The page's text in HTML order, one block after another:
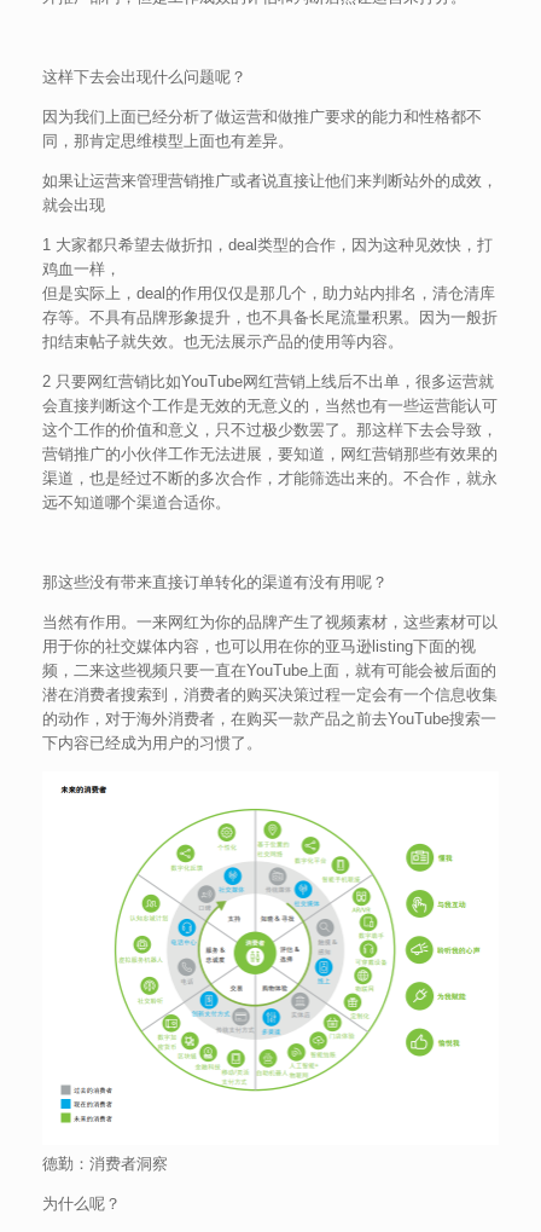
这样下去会出现什么问题呢？
因为我们上面已经分析了做运营和做推广要求的能力和性格都不
同，那肯定思维模型上面也有差异。
如果让运营来管理营销推广或者说直接让他们来判断站外的成效，
就会出现
1 大家都只希望去做折扣，deal类型的合作，因为这种见效快，打
鸡血一样，
但是实际上，deal的作用仅仅是那几个，助力站内排名，清仓清库
存等。不具有品牌形象提升，也不具备长尾流量积累。因为一般折
扣结束帖子就失效。也无法展示产品的使用等内容。
2 只要网红营销比如YouTube网红营销上线后不出单，很多运营就
会直接判断这个工作是无效的无意义的，当然也有一些运营能认可
这个工作的价值和意义，只不过极少数罢了。那这样下去会导致，
营销推广的小伙伴工作无法进展，要知道，网红营销那些有效果的
渠道，也是经过不断的多次合作，才能筛选出来的。不合作，就永
远不知道哪个渠道合适你。
那这些没有带来直接订单转化的渠道有没有用呢？
当然有作用。一来网红为你的品牌产生了视频素材，这些素材可以
用于你的社交媒体内容，也可以用在你的亚马逊listing下面的视
频，二来这些视频只要一直在YouTube上面，就有可能会被后面的
潜在消费者搜索到，消费者的购买决策过程一定会有一个信息收集
的动作，对于海外消费者，在购买一款产品之前去YouTube搜索一
下内容已经成为用户的习惯了。
德勤：消费者洞察
为什么呢？